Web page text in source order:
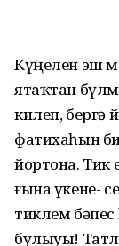
Күңелен эш
ятаҡтан
килеп, бергә
фатихаһын
йортона. Тик
ғына үкене-
тиклем бәпес
булыуы!